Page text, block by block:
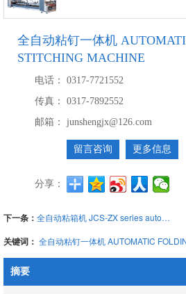
全自动粘钉一体机
STITCHING MACHINE
电话：
0317-7721552
传真：
0317-7892552
邮箱：
junshengjx@126.com
留言咨询 更多信息
分享：
下一条： 全自动粘箱机 JCS-ZX series automatic folding gluing machine
关键词： 全自动粘钉一体机 AUTOMATIC
摘要